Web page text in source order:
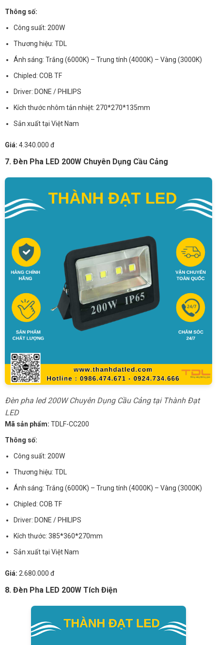
Thông số:
Công suất: 200W
Thương hiệu: TDL
Ánh sáng: Trắng (6000K) – Trung tính (4000K) – Vàng (3000K)
Chipled: COB TF
Driver: DONE / PHILIPS
Kích thước nhôm tản nhiệt: 270*270*135mm
Sản xuất tại Việt Nam
Giá: 4.340.000 đ
7. Đèn Pha LED 200W Chuyên Dụng Cầu Cảng
Đèn pha led 200W Chuyên Dụng Cầu Cảng tại Thành Đạt
LED
Mã sản phẩm: TDLF-CC200
Thông số:
Công suất: 200W
Thương hiệu: TDL
Ánh sáng: Trắng (6000K) – Trung tính (4000K) – Vàng (3000K)
Chipled: COB TF
Driver: DONE / PHILIPS
Kích thước: 385*360*270mm
Sản xuất tại Việt Nam
Giá: 2.680.000 đ
8. Đèn Pha LED 200W Tích Điện